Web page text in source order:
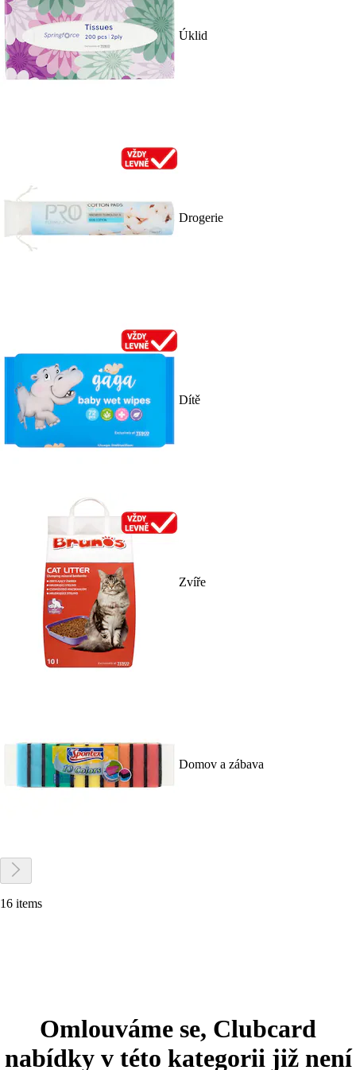
Úklid
Drogerie
Dítě
Zvíře
Domov a zábava
16 items
Omlouváme se, Clubcard
nabídky v této kategorii již není